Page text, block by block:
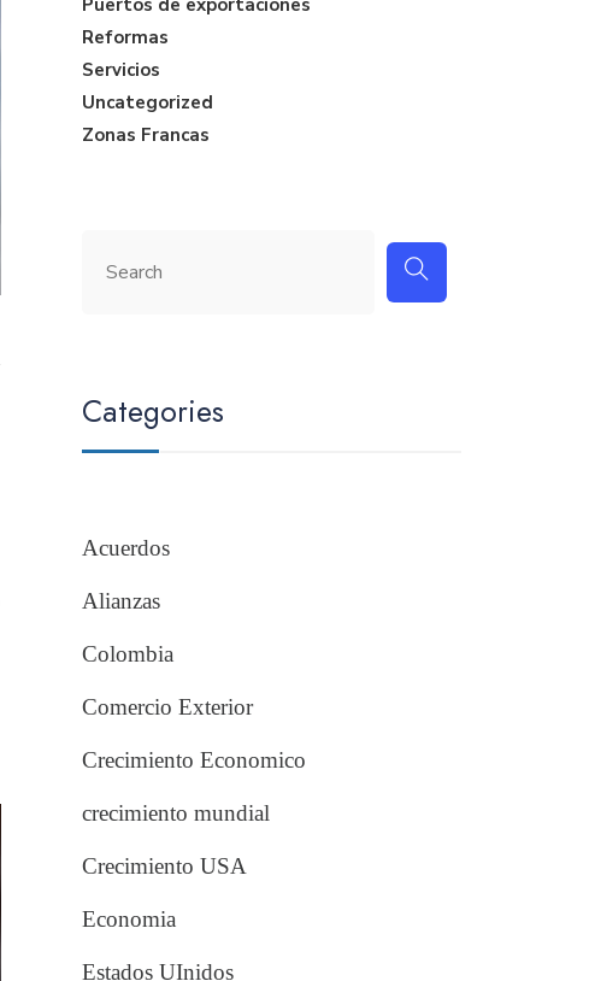
Puertos de exportaciones
Reformas
Servicios
Uncategorized
Zonas Francas
Categories
Acuerdos
Alianzas
Colombia
Comercio Exterior
Crecimiento Economico
crecimiento mundial
Crecimiento USA
Economia
Estados UInidos